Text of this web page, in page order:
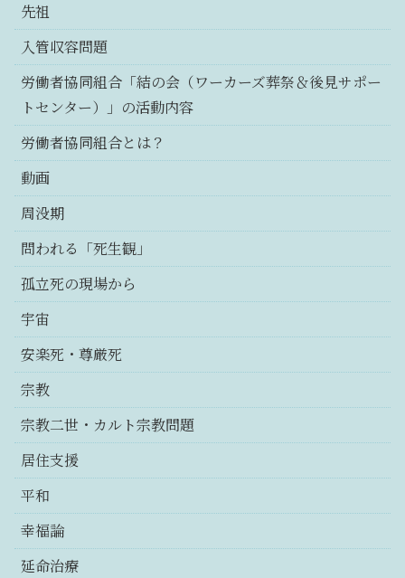
先祖
入管収容問題
労働者協同組合「結の会（ワーカーズ葬祭＆後見サポー
トセンター）」の活動内容
労働者協同組合とは？
動画
周没期
問われる「死生観」
孤立死の現場から
宇宙
安楽死・尊厳死
宗教
宗教二世・カルト宗教問題
居住支援
平和
幸福論
延命治療